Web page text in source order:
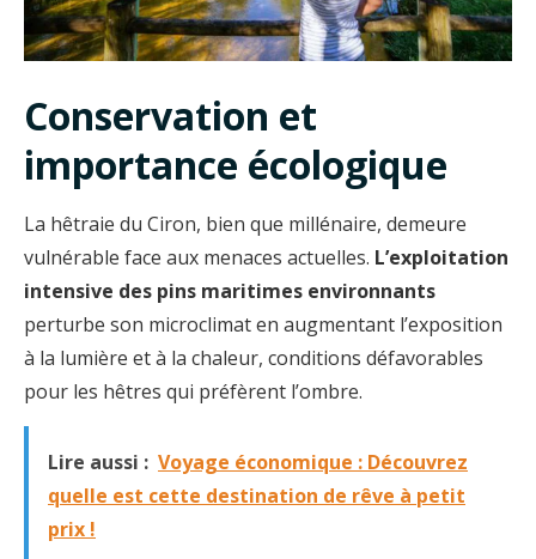
Conservation et
importance écologique
La hêtraie du Ciron, bien que millénaire, demeure
vulnérable face aux menaces actuelles. L’exploitation
intensive des pins maritimes environnants
perturbe son microclimat en augmentant l’exposition
à la lumière et à la chaleur, conditions défavorables
pour les hêtres qui préfèrent l’ombre.
Lire aussi : Voyage économique : Découvrez
quelle est cette destination de rêve à petit
prix !